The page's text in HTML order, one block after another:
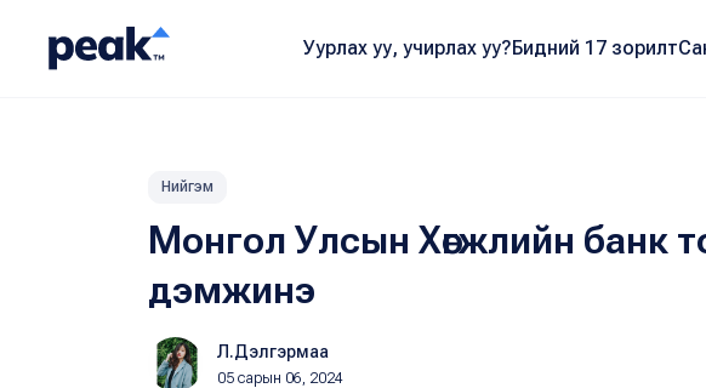
Уурлах уу, учирлах уу?Бидний 17 зорилт
Нийгэм
Монгол Улсын Хөгжлийн банк
дэмжинэ
Л.Дэлгэрмаа
05 сарын 06, 2024